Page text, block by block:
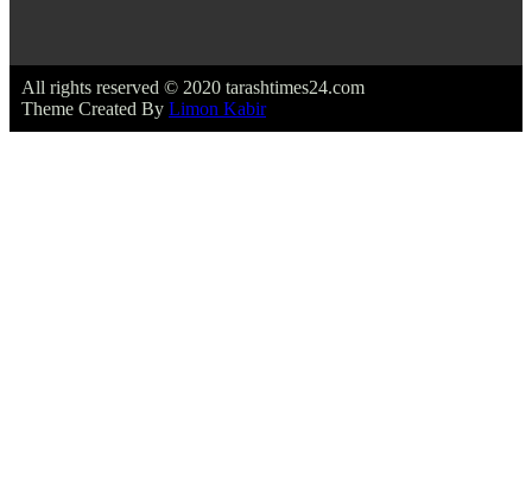
All rights reserved © 2020 tarashtimes24.com
Theme Created By Limon Kabir